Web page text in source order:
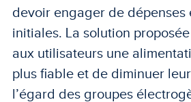
devoir engager de dépenses
initiales. La solution
aux utilisateurs une
plus fiable et de diminuer
l’égard des groupes